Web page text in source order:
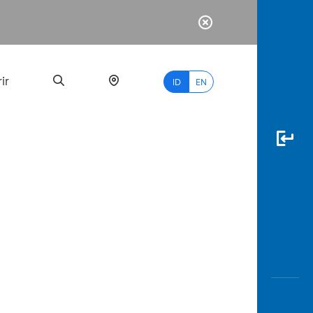
ID EN